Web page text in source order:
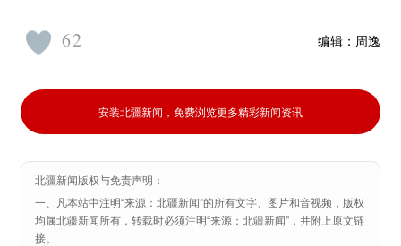
编辑： 周逸
62
安装北疆新闻，免费浏览更多精彩新闻资讯
北疆新闻版权与免责声明：
一、凡本站中注明“来源：北疆新闻”的所有文字、图片和音视频，版权
均属北疆新闻所有，转载时必须注明“来源：北疆新闻”，并附上原文链
接。